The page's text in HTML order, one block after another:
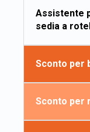
Assistente
sedia a
Sconto per
Sconto per